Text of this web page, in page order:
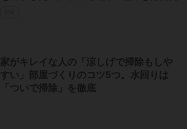
家がキレイな人の「涼しげで掃除もしや
すい」部屋づくりのコツ5つ。水回りは
「ついで掃除」を徹底